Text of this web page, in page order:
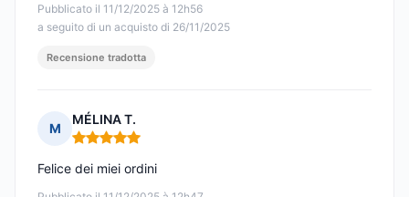
Pubblicato il 11/12/2025 à 12h56
a seguito di un acquisto di 26/11/2025
Recensione tradotta
M
MÉLINA T.
Nota: 5 su 5
Felice dei miei ordini